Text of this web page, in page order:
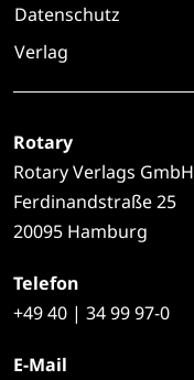
Datenschutz
Verlag
Rotary
Rotary Verlags GmbH
Ferdinandstraße 25
20095 Hamburg
Telefon
+4940 | 34 99 97-0
E-Mail